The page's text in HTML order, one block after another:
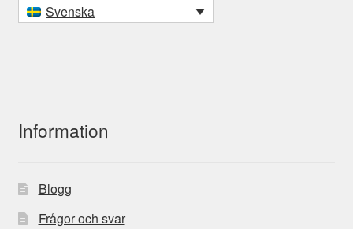
Svenska
Information
Blogg
Frågor och svar